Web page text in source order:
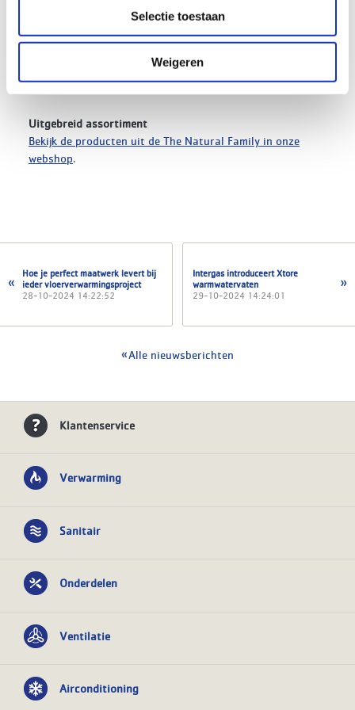
Selectie toestaan
Weigeren
Of het nu gaat om natuurlijke of mechanische ventilatie,
DUCO heeft de expertise en het aanbod om aan elke
onderstrepen we onze positie alstoonaangevende
totaalaanbiederin de ventilatiesector.
Uitgebreid assortiment
Bekijk de producten uit de The Natural Family in onze
webshop.
Hoe je perfect maatwerk levert bij
ieder vloerverwarmingsproject
28-10-2024 14:22:52
Intergas introduceert Xtore
warmwatervaten
29-10-2024 14:24:01
Alle nieuwsberichten
Klantenservice
Verwarming
Sanitair
Onderdelen
Ventilatie
Airconditioning